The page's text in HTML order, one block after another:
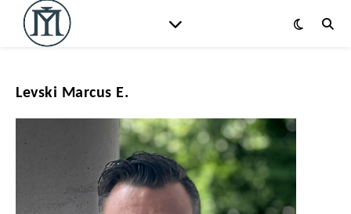
Levski Marcus E.